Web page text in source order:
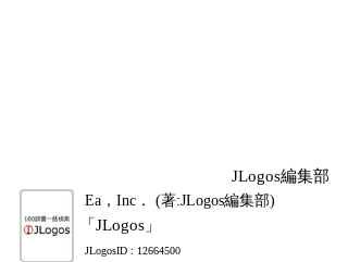
JLogos編集部
Ea，Inc． (著:JLogos編集部)
「JLogos」
JLogosID : 12664500